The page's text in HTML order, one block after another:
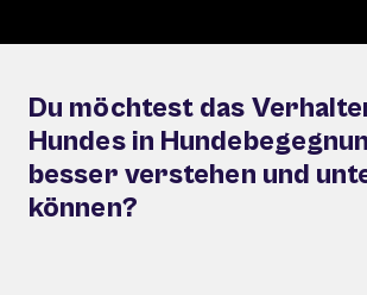
Du möchtest das
Hundes in
besser verstehen und
können?​